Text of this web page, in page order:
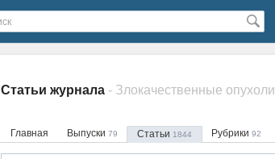
Статьи журнала - Злокачественные опухоли
Главная Выпуски 79 Статьи 1844 Рубрики 92